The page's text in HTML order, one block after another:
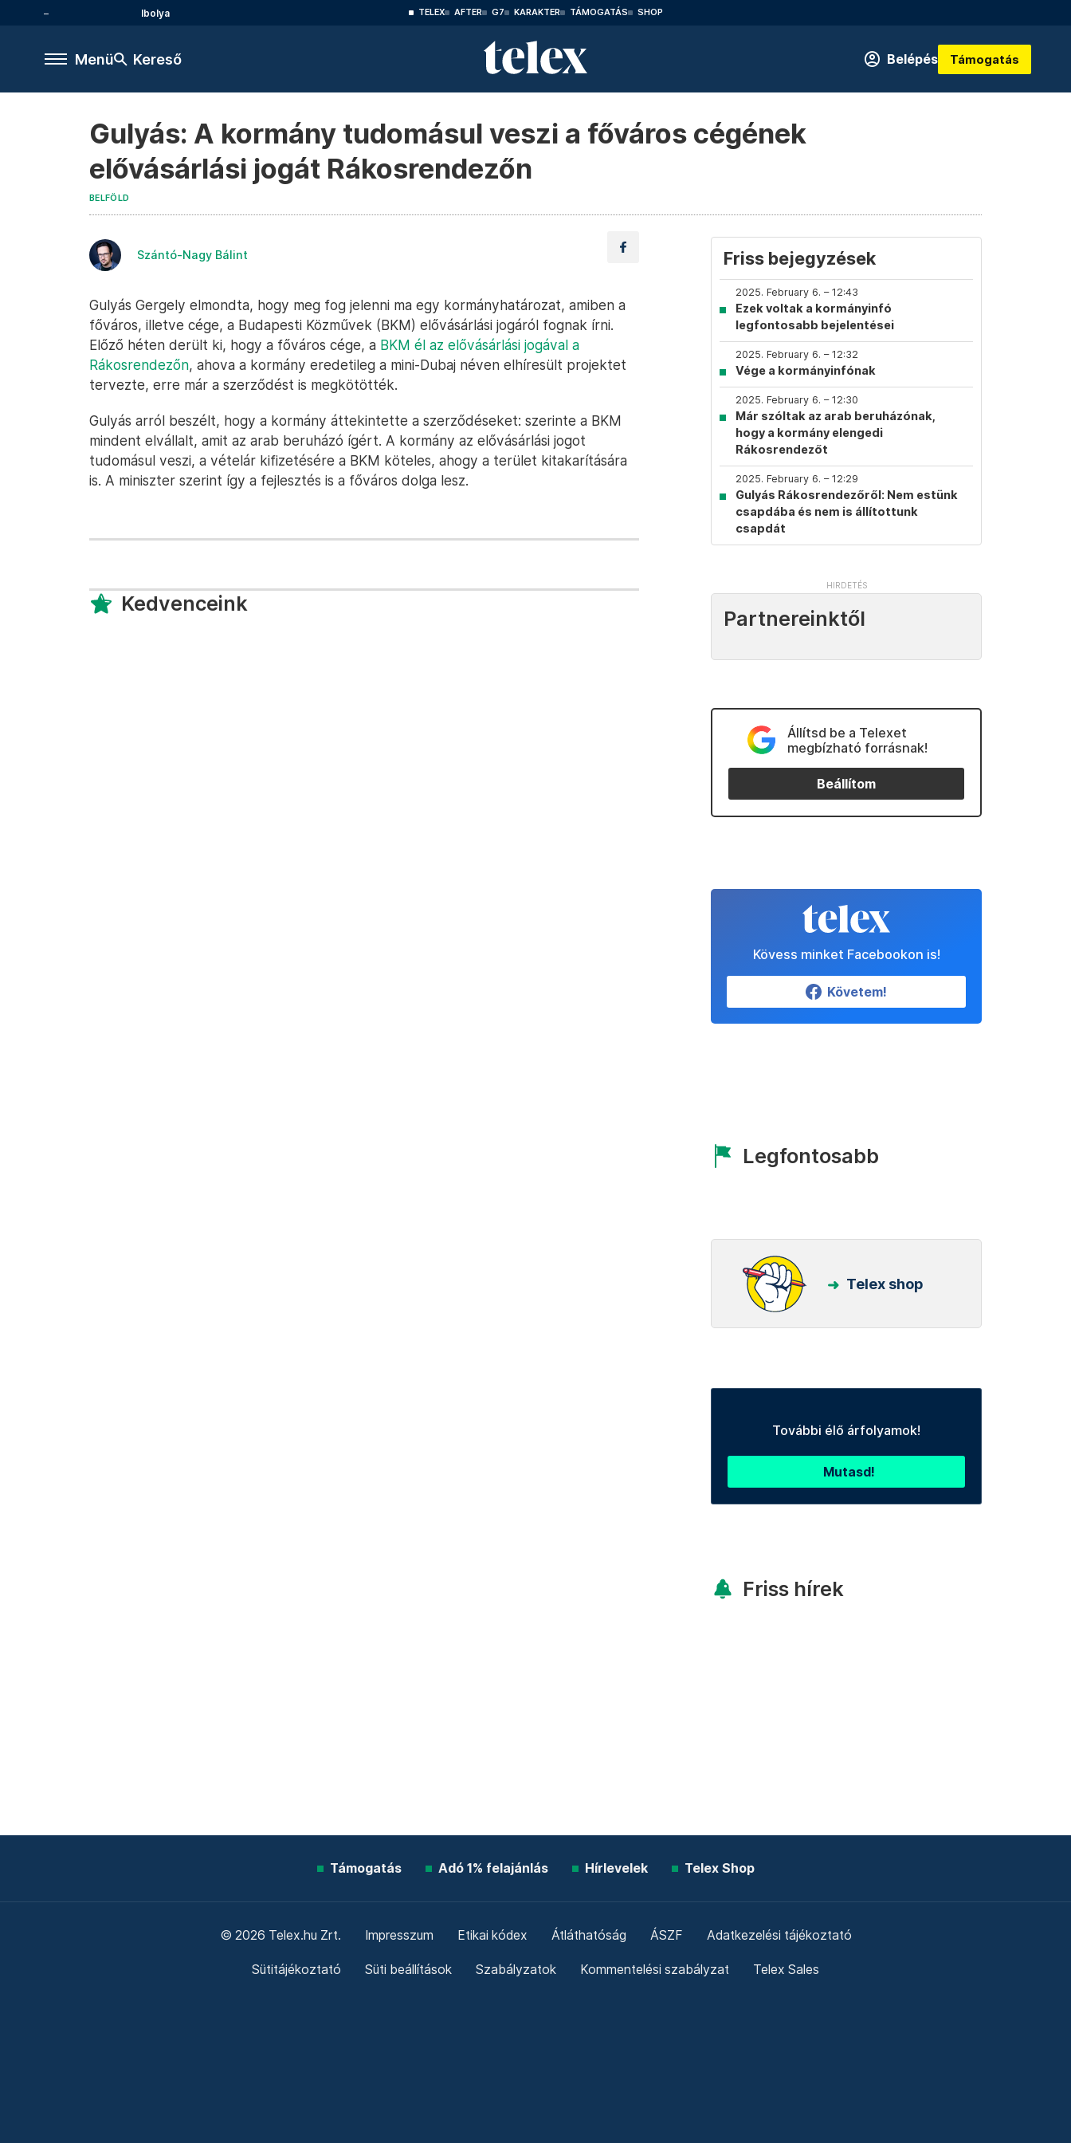
Ibolya TELEX AFTER G7 KARAKTER TÁMOGATÁS SHOP
Menü Kereső Belépés Támogatás
Gulyás: A kormány tudomásul veszi a főváros cégének
elővásárlási jogát Rákosrendezőn
BELFÖLD
Szántó-Nagy Bálint
Gulyás Gergely elmondta, hogy meg fog jelenni ma egy kormányhatározat, amiben a
főváros, illetve cége, a Budapesti Közművek (BKM) elővásárlási jogáról fognak írni.
Előző héten derült ki, hogy a főváros cége, a BKM él az elővásárlási jogával a
Rákosrendezőn, ahova a kormány eredetileg a mini-Dubaj néven elhíresült projektet
tervezte, erre már a szerződést is megkötötték.
Gulyás arról beszélt, hogy a kormány áttekintette a szerződéseket: szerinte a BKM
mindent elvállalt, amit az arab beruházó ígért. A kormány az elővásárlási jogot
tudomásul veszi, a vételár kifizetésére a BKM köteles, ahogy a terület kitakarítására
is. A miniszter szerint így a fejlesztés is a főváros dolga lesz.
Kedvenceink
Friss bejegyzések
2025. February 6. – 12:43
Ezek voltak a kormányinfó
legfontosabb bejelentései
2025. February 6. – 12:32
Vége a kormányinfónak
2025. February 6. – 12:30
Már szóltak az arab beruházónak,
hogy a kormány elengedi
Rákosrendezőt
2025. February 6. – 12:29
Gulyás Rákosrendezőről: Nem estünk
csapdába és nem is állítottunk
csapdát
Partnereinktől
Állítsd be a Telexet
megbízható forrásnak!
Beállítom
Kövess minket Facebookon is!
Követem!
Legfontosabb
Telex shop
További élő árfolyamok!
Mutasd!
Friss hírek
Támogatás Adó 1% felajánlás Hírlevelek Telex Shop
© 2026 Telex.hu Zrt. Impresszum Etikai kódex Átláthatóság ÁSZF Adatkezelési tájékoztató
Sütitájékoztató Süti beállítások Szabályzatok Kommentelési szabályzat Telex Sales